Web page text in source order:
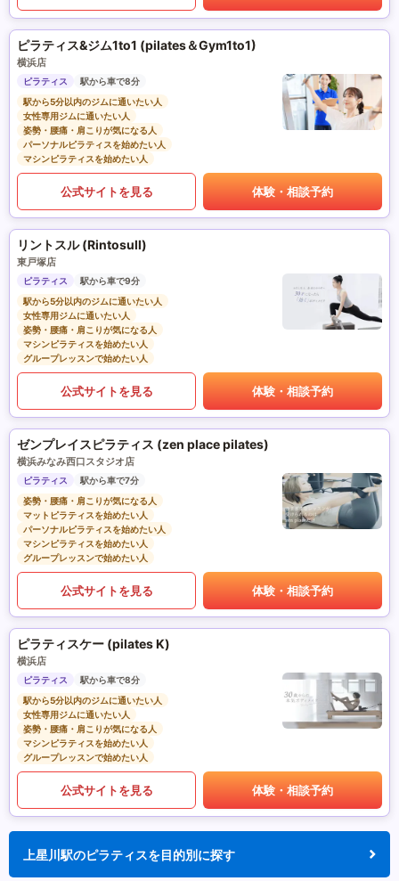
ピラティス&ジム1to1 (pilates＆Gym1to1)
横浜店
ピラティス
駅から車で8分
駅から5分以内のジムに通いたい人
女性専用ジムに通いたい人
姿勢・腰痛・肩こりが気になる人
パーソナルピラティスを始めたい人
マシンピラティスを始めたい人
公式サイトを見る 体験・相談予約
リントスル (Rintosull)
東戸塚店
ピラティス
駅から車で9分
駅から5分以内のジムに通いたい人
女性専用ジムに通いたい人
姿勢・腰痛・肩こりが気になる人
マシンピラティスを始めたい人
グループレッスンで始めたい人
公式サイトを見る 体験・相談予約
ゼンプレイスピラティス (zen place pilates)
横浜みなみ西口スタジオ店
ピラティス
駅から車で7分
姿勢・腰痛・肩こりが気になる人
マットピラティスを始めたい人
パーソナルピラティスを始めたい人
マシンピラティスを始めたい人
グループレッスンで始めたい人
公式サイトを見る 体験・相談予約
ピラティスケー (pilates K)
横浜店
ピラティス
駅から車で8分
駅から5分以内のジムに通いたい人
女性専用ジムに通いたい人
姿勢・腰痛・肩こりが気になる人
マシンピラティスを始めたい人
グループレッスンで始めたい人
公式サイトを見る 体験・相談予約
上星川駅のピラティスを目的別に探す